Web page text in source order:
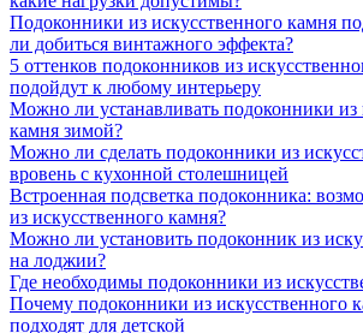
Подоконники из искусственного камня
ли добиться винтажного эффекта?
5 оттенков подоконников из
подойдут к любому интерьеру
Можно ли устанавливать подоконники из
камня зимой?
Можно ли сделать подоконники из
вровень с кухонной столешницей
Встроенная подсветка подоконника:
из искусственного камня?
Можно ли установить подоконник из
на лоджии?
Где необходимы подоконники из
Почему подоконники из искусственного
подходят для детской